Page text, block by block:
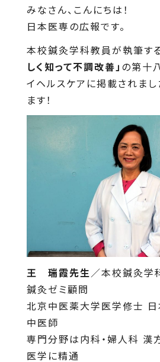
みなさん、こんにちは！
日本医専の広報です。
本校鍼灸学科教員が執筆す
しく知って不調改善」 の第十
イヘルスケアに掲載されまし
ます！
王 瑞霞先生／本校鍼灸学
鍼灸ゼミ顧問
北京中医薬大学医学修士
中医師
専門分野は内科・婦人科 漢
医学に精通